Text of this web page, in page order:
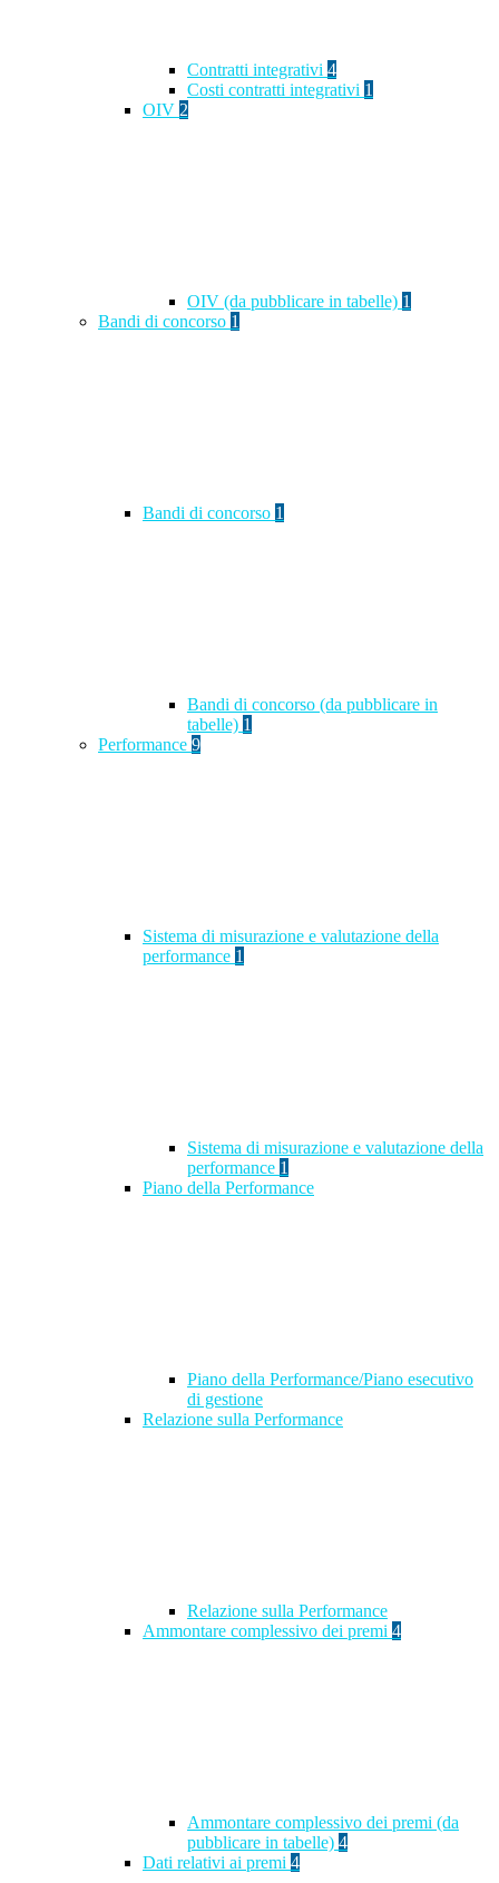
Contratti integrativi 4
Costi contratti integrativi 1
OIV 2
OIV (da pubblicare in tabelle) 1
Bandi di concorso 1
Bandi di concorso 1
Bandi di concorso (da pubblicare in
tabelle) 1
Performance 9
Sistema di misurazione e valutazione della
performance 1
Sistema di misurazione e valutazione della
performance 1
Piano della Performance
Piano della Performance/Piano esecutivo
di gestione
Relazione sulla Performance
Relazione sulla Performance
Ammontare complessivo dei premi 4
Ammontare complessivo dei premi (da
pubblicare in tabelle) 4
Dati relativi ai premi 4